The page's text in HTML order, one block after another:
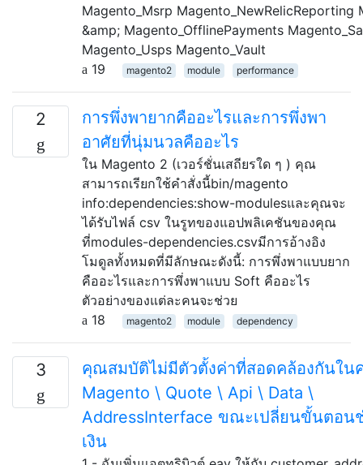
Magento_Msrp Magento_NewRelicReporting
&amp; Magento_OfflinePayments
Magento_Usps Magento_Vault
19
magento2 module performance
2
การพึ่งพายากคืออะไรและการพึ่งพา
อาศัยที่นุ่มนวลคืออะไร
ใน Magento 2 (เวอร์ชั่นเสถียรใด ๆ ) คุณ
สามารถเรียกใช้คำสั่งนี้bin/magento
info:dependencies:show-modulesและคุณจะ
ได้รับไฟล์ csv ในรูทของแอปพลิเคชันของคุณ
ที่modules-dependencies.csvมีการอ้างอิง
โมดูลทั้งหมดที่มีลักษณะดังนี้: การพึ่งพาแบบยาก
คืออะไรและการพึ่งพาแบบ Soft คืออะไร
ตัวอย่างของแต่ละคนจะช่วย
18
magento2 module dependency
3
คุณสมบัติไม่มีตัวตั้งค่าที่สอดคล้องกันใน
Magento \ Quote \ Api \ Data \
AddressInterface ขณะเปลี่ยนขั้นตอน
เงิน